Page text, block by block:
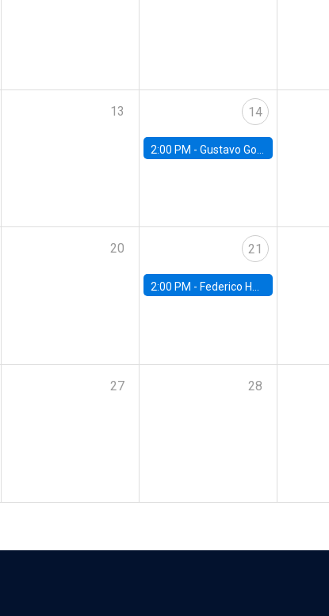
13 14
2:00 PM - Gustavo González - Banco Central de Chile
20 21
2:00 PM - Federico Huneeus - Banco Central de Chile
27 28